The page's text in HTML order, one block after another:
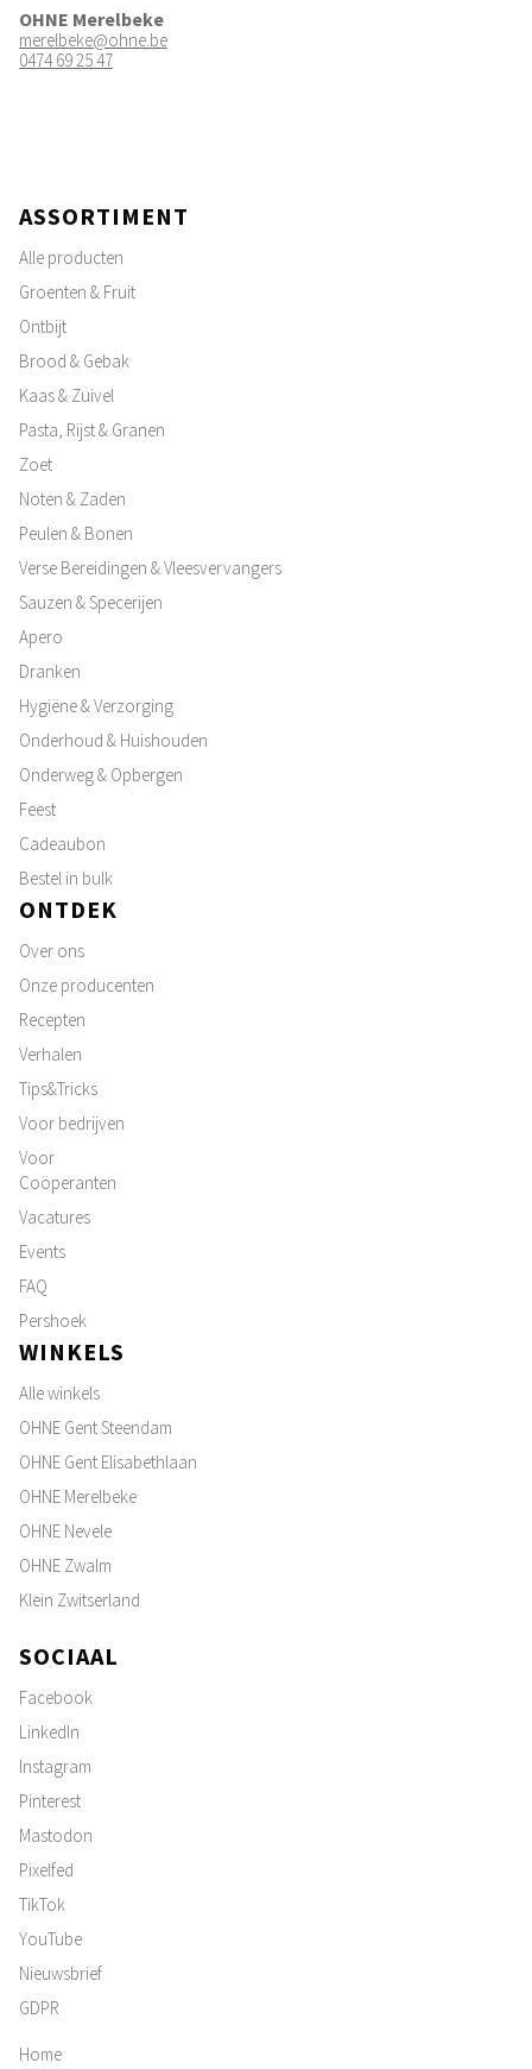
OHNE Merelbeke
merelbeke@ohne.be
0474 69 25 47
ASSORTIMENT
Alle producten
Groenten & Fruit
Ontbijt
Brood & Gebak
Kaas & Zuivel
Pasta, Rijst & Granen
Zoet
Noten & Zaden
Peulen & Bonen
Verse Bereidingen & Vleesvervangers
Sauzen & Specerijen
Apero
Dranken
Hygiëne & Verzorging
Onderhoud & Huishouden
Onderweg & Opbergen
Feest
Cadeaubon
Bestel in bulk
ONTDEK
Over ons
Onze producenten
Recepten
Verhalen
Tips&Tricks
Voor bedrijven
Voor
Coöperanten
Vacatures
Events
FAQ
Pershoek
WINKELS
Alle winkels
OHNE Gent Steendam
OHNE Gent Elisabethlaan
OHNE Merelbeke
OHNE Nevele
OHNE Zwalm
Klein Zwitserland
SOCIAAL
Facebook
LinkedIn
Instagram
Pinterest
Mastodon
Pixelfed
TikTok
YouTube
Nieuwsbrief
GDPR
Home